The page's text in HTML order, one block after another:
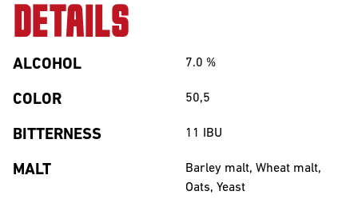
DETAILS
ALCOHOL 7.0 %
COLOR 50,5
BITTERNESS 11 IBU
MALT
Barley malt, Wheat malt,
Oats, Yeast